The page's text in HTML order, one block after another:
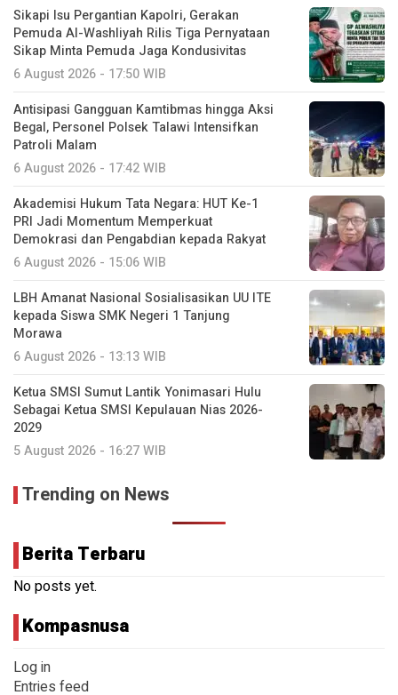
Sikapi Isu Pergantian Kapolri, Gerakan
Pemuda Al-Washliyah Rilis Tiga Pernyataan
Sikap Minta Pemuda Jaga Kondusivitas
6 August 2026 - 17:50 WIB
Antisipasi Gangguan Kamtibmas hingga Aksi
Begal, Personel Polsek Talawi Intensifkan
Patroli Malam
6 August 2026 - 17:42 WIB
Akademisi Hukum Tata Negara: HUT Ke-1
PRI Jadi Momentum Memperkuat
Demokrasi dan Pengabdian kepada Rakyat
6 August 2026 - 15:06 WIB
LBH Amanat Nasional Sosialisasikan UU ITE
kepada Siswa SMK Negeri 1 Tanjung
Morawa
6 August 2026 - 13:13 WIB
Ketua SMSI Sumut Lantik Yonimasari Hulu
Sebagai Ketua SMSI Kepulauan Nias 2026-
2029
5 August 2026 - 16:27 WIB
Trending on News
Berita Terbaru
No posts yet.
Kompasnusa
Log in
Entries feed